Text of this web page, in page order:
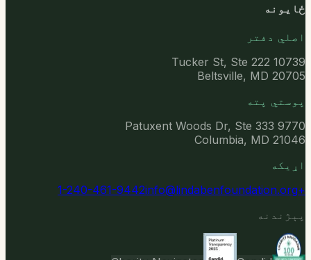
ځایونه
اصلي دفتر
10739 Tucker St, Ste 222
Beltsville, MD 20705
پوستي پته
9770 Patuxent Woods Dr, Ste 333
Columbia, MD 21046
اړیکه
+1-240-461-9442
info@lindabenfoundation.org
پېژندنه